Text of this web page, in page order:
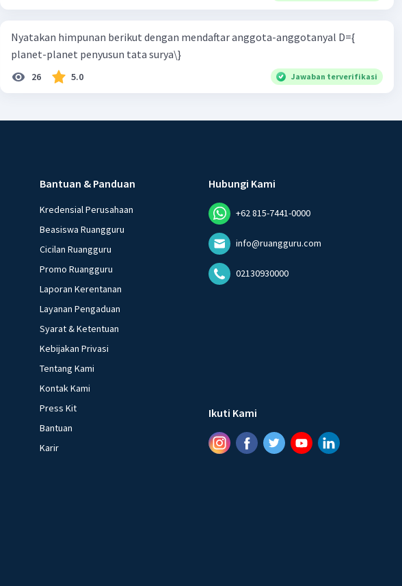
Nyatakan himpunan berikut dengan mendaftar anggota-anggotanyal D={
planet-planet penyusun tata surya\}
26 5.0 Jawaban terverifikasi
Bantuan & Panduan
Kredensial Perusahaan
Beasiswa Ruangguru
Cicilan Ruangguru
Promo Ruangguru
Laporan Kerentanan
Layanan Pengaduan
Syarat & Ketentuan
Kebijakan Privasi
Tentang Kami
Kontak Kami
Press Kit
Bantuan
Karir
Hubungi Kami
+62 815-7441-0000
info@ruangguru.com
02130930000
Ikuti Kami